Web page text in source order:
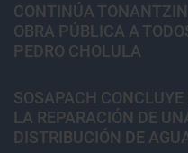
CONTINÚA
OBRA PÚBLICA A
PEDRO CHOLULA
SOSAPACH
LA REPARACIÓN DE
DISTRIBUCIÓN DE